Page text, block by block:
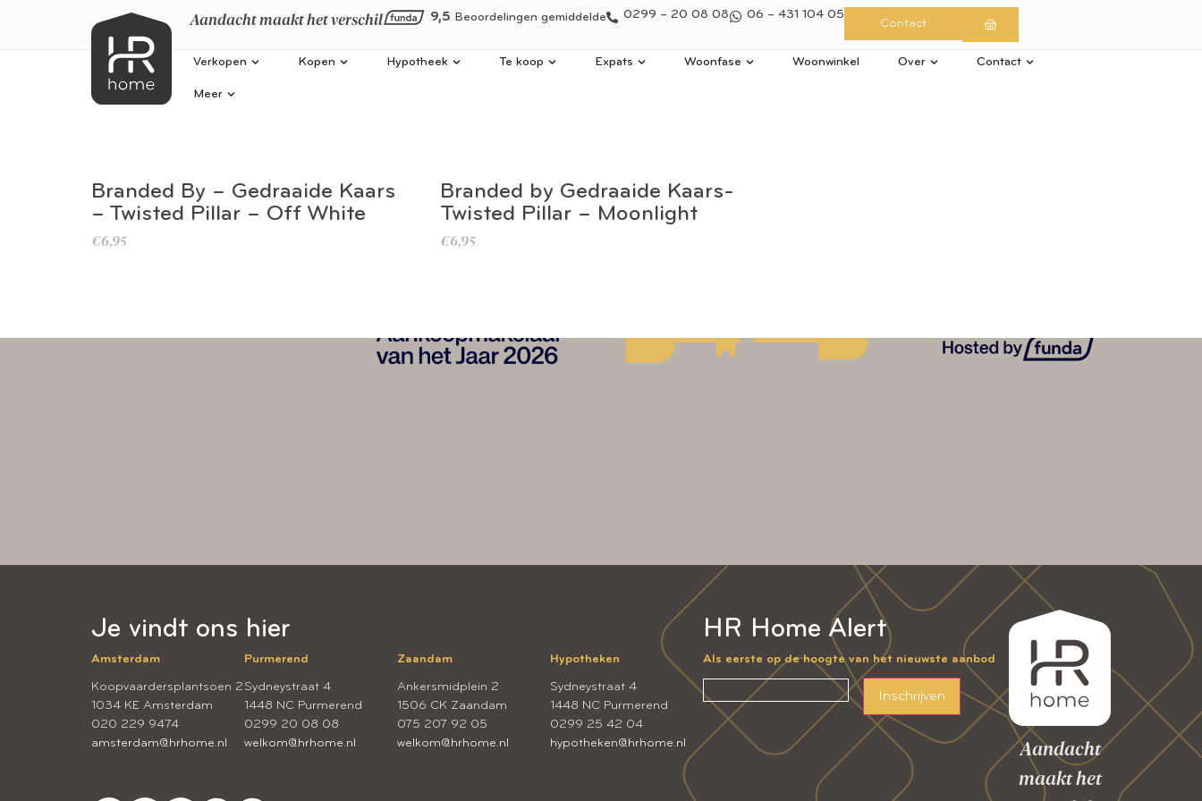
Aandacht maakt het verschil 9,5 Beoordelingen gemiddelde 0299 – 20 08 08 06 – 431 104 05
Contact
Verkopen Kopen Hypotheek Te koop Expats Woonfase Woonwinkel Over Contact
Meer
BEKIJK DIT PRODUCT
Branded By – Gedraaide Kaars
– Twisted Pillar – Off White
€6,95
BEKIJK DIT PRODUCT
Branded by Gedraaide Kaars-
Twisted Pillar – Moonlight
€6,95
Je vindt ons hier
Amsterdam
Koopvaardersplantsoen 2
1034 KE Amsterdam
020 229 9474
amsterdam@hrhome.nl
Purmerend
Sydneystraat 4
1448 NC Purmerend
0299 20 08 08
welkom@hrhome.nl
Zaandam
Ankersmidplein 2
1506 CK Zaandam
075 207 92 05
welkom@hrhome.nl
Hypotheken
Sydneystraat 4
1448 NC Purmerend
0299 25 42 04
hypotheken@hrhome.nl
HR Home Alert
Als eerste op de hoogte van het nieuwste aanbod
Inschrijven
Aandacht
maakt het